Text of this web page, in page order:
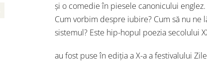
și o comedie în piesele canonicului englez.
Cum vorbim despre iubire? Cum să nu ne
sistemul? Este hip-hopul poezia secolului
au fost puse în ediția a X-a a festivalului